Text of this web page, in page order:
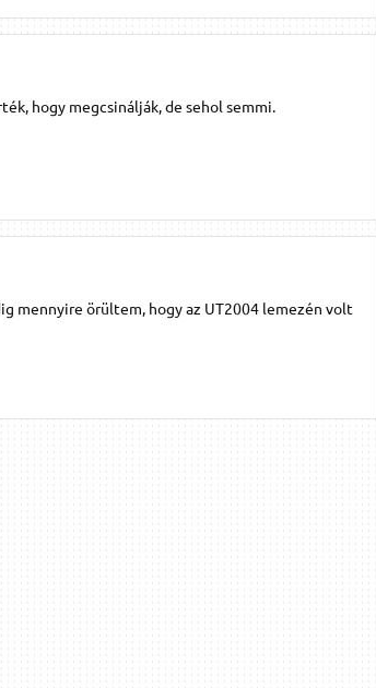
hogy megcsinálják, de sehol semmi.
mennyire örültem, hogy az UT2004 lemezén volt